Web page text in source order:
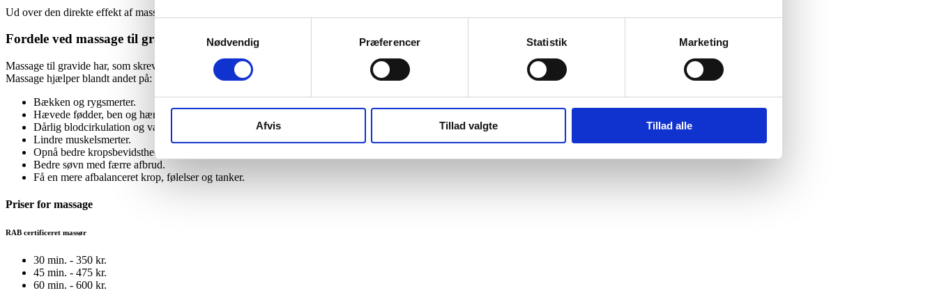
Nødvendig
Præferencer Statistik Marketing
Afvis Tillad valgte Tillad alle
Ud over den direkte effekt af massage, så kan du altså også opleve flere positive følgevirkninger.
Fordele ved massage til gravide
Massage til gravide har, som skrevet ovenfor, en masse gavnlige og velværende fordele.
Massage hjælper blandt andet på:
Bækken og rygsmerter.
Hævede fødder, ben og hænder.
Dårlig blodcirkulation og væskeophobning.
Lindre muskelsmerter.
Opnå bedre kropsbevidsthed.
Bedre søvn med færre afbrud.
Få en mere afbalanceret krop, følelser og tanker.
Priser for massage
RAB certificeret massør
30 min. - 350 kr.
45 min. - 475 kr.
60 min. - 600 kr.